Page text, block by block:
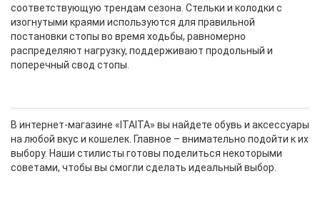
соответствующую трендам сезона. Стельки и колодки с
изогнутыми краями используются для правильной
постановки стопы во время ходьбы, равномерно
распределяют нагрузку, поддерживают продольный и
поперечный свод стопы.
В интернет-магазине «ITAITA» вы найдете обувь и аксессуары
на любой вкус и кошелек. Главное – внимательно подойти к их
выбору. Наши стилисты готовы поделиться некоторыми
советами, чтобы вы смогли сделать идеальный выбор.